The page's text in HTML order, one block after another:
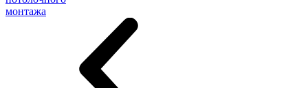
монтажа